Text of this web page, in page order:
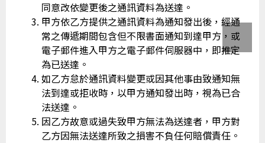
同意改依變更後之通訊資料為送達。
甲方依乙方提供之通訊資料為通知發出後，經通
常之傳遞期間包含但不限書面通知到達甲方，或
電子郵件進入甲方之電子郵件伺服器中，即推定
為已送達。
如乙方怠於通訊資料變更或因其他事由致通知無
法到達或拒收時，以甲方通知發出時，視為已合
法送達。
因乙方故意或過失致甲方無法為送達者，甲方對
乙方因無法送達所致之損害不負任何賠償責任。